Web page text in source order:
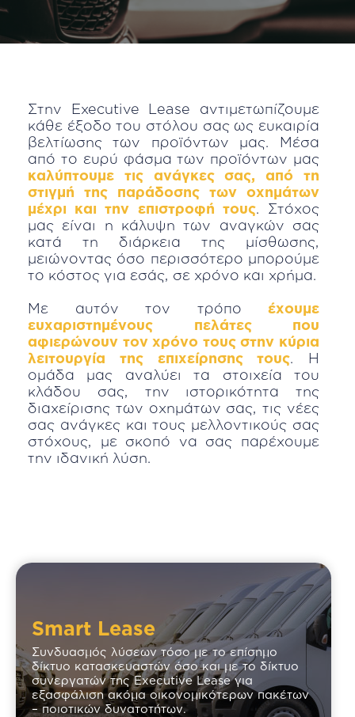
Στην Executive Lease αντιμετωπίζουμε
κάθε έξοδο του στόλου σας ως ευκαιρία
βελτίωσης των προϊόντων μας. Μέσα
από το ευρύ φάσμα των προϊόντων μας
καλύπτουμε τις ανάγκες σας, από τη
στιγμή της παράδοσης των οχημάτων
μέχρι και την επιστροφή τους. Στόχος
μας είναι η κάλυψη των αναγκών σας
κατά τη διάρκεια της μίσθωσης,
μειώνοντας όσο περισσότερο μπορούμε
το κόστος για εσάς, σε χρόνο και χρήμα.
Με αυτόν τον τρόπο έχουμε
ευχαριστημένους πελάτες που
αφιερώνουν τον χρόνο τους στην κύρια
λειτουργία της επιχείρησης τους. Η
ομάδα μας αναλύει τα στοιχεία του
κλάδου σας, την ιστορικότητα της
διαχείρισης των οχημάτων σας, τις νέες
σας ανάγκες και τους μελλοντικούς σας
στόχους, με σκοπό να σας παρέχουμε
την ιδανική λύση.
Smart Lease
Συνδυασμός λύσεων τόσο με το επίσημο
δίκτυο κατασκευαστών όσο και με το δίκτυο
συνεργατών της Executive Lease για
εξασφάλιση ακόμα οικονομικότερων πακέτων
– ποιοτικών δυνατοτήτων.